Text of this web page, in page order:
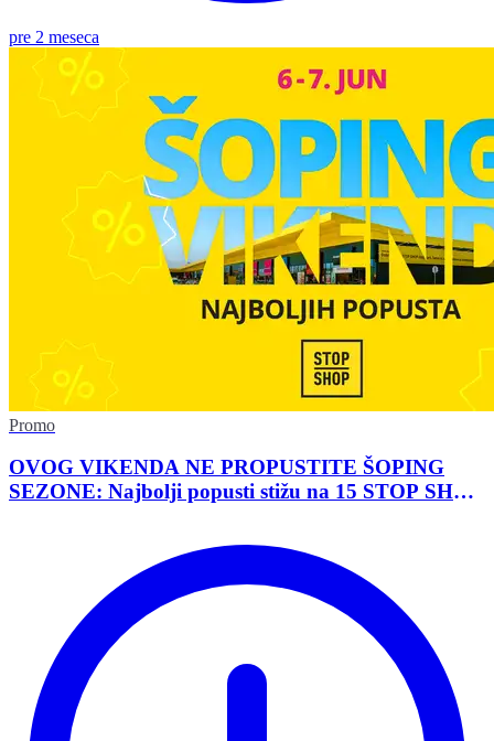
pre 2 meseca
Promo
OVOG VIKENDA NE PROPUSTITE ŠOPING
SEZONE: Najbolji popusti stižu na 15 STOP SHOP